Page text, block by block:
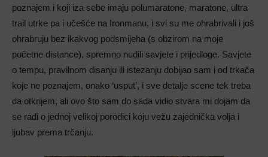
poznajem i koji iza sebe imaju polumaratone, maratone, ultra
trail utrke pa i učešće na Ironmanu, i svi su me ohrabrivali i još
ohrabruju bez ikakvog podsmijeha (s obzirom na moje
početne distance), spremno nudili savjete i prijedloge. Savjete
o tempu, pravilnom disanju ili istezanju dobijao sam i od trkača
koje ne poznajem, onako ‘usput’, i sve detalje scene tek treba
da otkrijem, ali ovo što sam do sada vidio stvara mi dojam da
se radi o jednoj velikoj porodici koju vežu zajednička volja i
ljubav prema trčanju.